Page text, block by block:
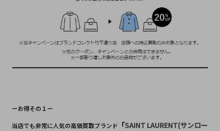
ーお得その１ー
当店でも非常に人気の高価買取ブランド 「SAINT LAURENT(サンロー